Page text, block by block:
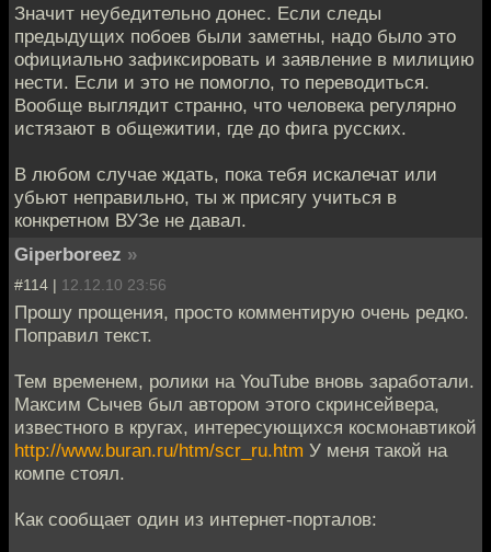
Значит неубедительно донес. Если следы
предыдущих побоев были заметны, надо было это
официально зафиксировать и заявление в милицию
нести. Если и это не помогло, то переводиться.
Вообще выглядит странно, что человека регулярно
истязают в общежитии, где до фига русских.
В любом случае ждать, пока тебя искалечат или
убьют неправильно, ты ж присягу учиться в
конкретном ВУЗе не давал.
Giperboreez »
#114 | 12.12.10 23:56
Прошу прощения, просто комментирую очень редко.
Поправил текст.
Тем временем, ролики на YouTube вновь заработали.
Максим Сычев был автором этого скринсейвера,
известного в кругах, интересующихся космонавтикой
http://www.buran.ru/htm/scr_ru.htm У меня такой на
компе стоял.
Как сообщает один из интернет-порталов: